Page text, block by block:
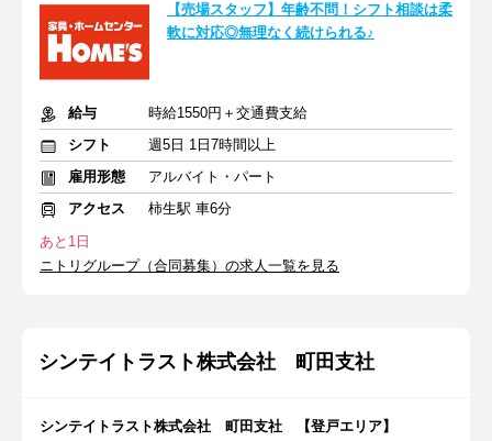
【売場スタッフ】年齢不問！シフト相談は柔
軟に対応◎無理なく続けられる♪
給与
時給1550円＋交通費支給
シフト
週5日 1日7時間以上
雇用形態
アルバイト・パート
アクセス
柿生駅 車6分
あと1日
ニトリグループ（合同募集）の求人一覧を見る
シンテイトラスト株式会社 町田支社
シンテイトラスト株式会社 町田支社 【登戸エリア】